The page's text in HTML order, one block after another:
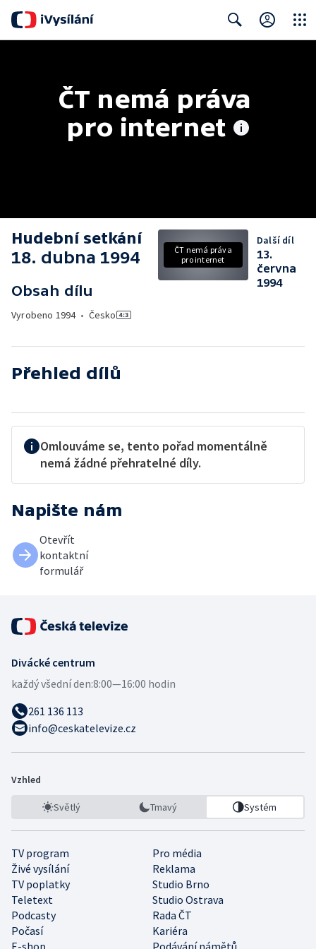
ČT nemá práva
pro internet
Hudební setkání
18. dubna 1994
Obsah dílu
Vyrobeno 1994• Česko
ČT nemá práva
pro internet
Další díl
13.
června
1994
Přehled dílů
Omlouváme se, tento pořad momentálně
nemá žádné přehratelné díly.
Napište nám
Otevřít
kontaktní
formulář
Divácké centrum
každý všední den:8:00—16:00 hodin
261 136 113
info@ceskatelevize.cz
Vzhled
Světlý Tmavý Systém
TV program
Pro média
Živé vysílání
Reklama
TV poplatky
Studio Brno
Teletext
Studio Ostrava
Podcasty
Rada ČT
Počasí
Kariéra
E-shop
Podávání námětů